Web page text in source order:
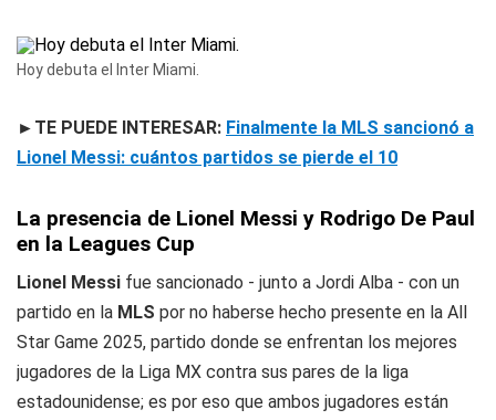
Hoy debuta el Inter Miami.
►TE PUEDE INTERESAR: Finalmente la MLS sancionó a
Lionel Messi: cuántos partidos se pierde el 10
La presencia de Lionel Messi y Rodrigo De Paul
en la Leagues Cup
Lionel Messi fue sancionado - junto a Jordi Alba - con un
partido en la MLS por no haberse hecho presente en la All
Star Game 2025, partido donde se enfrentan los mejores
jugadores de la Liga MX contra sus pares de la liga
estadounidense; es por eso que ambos jugadores están